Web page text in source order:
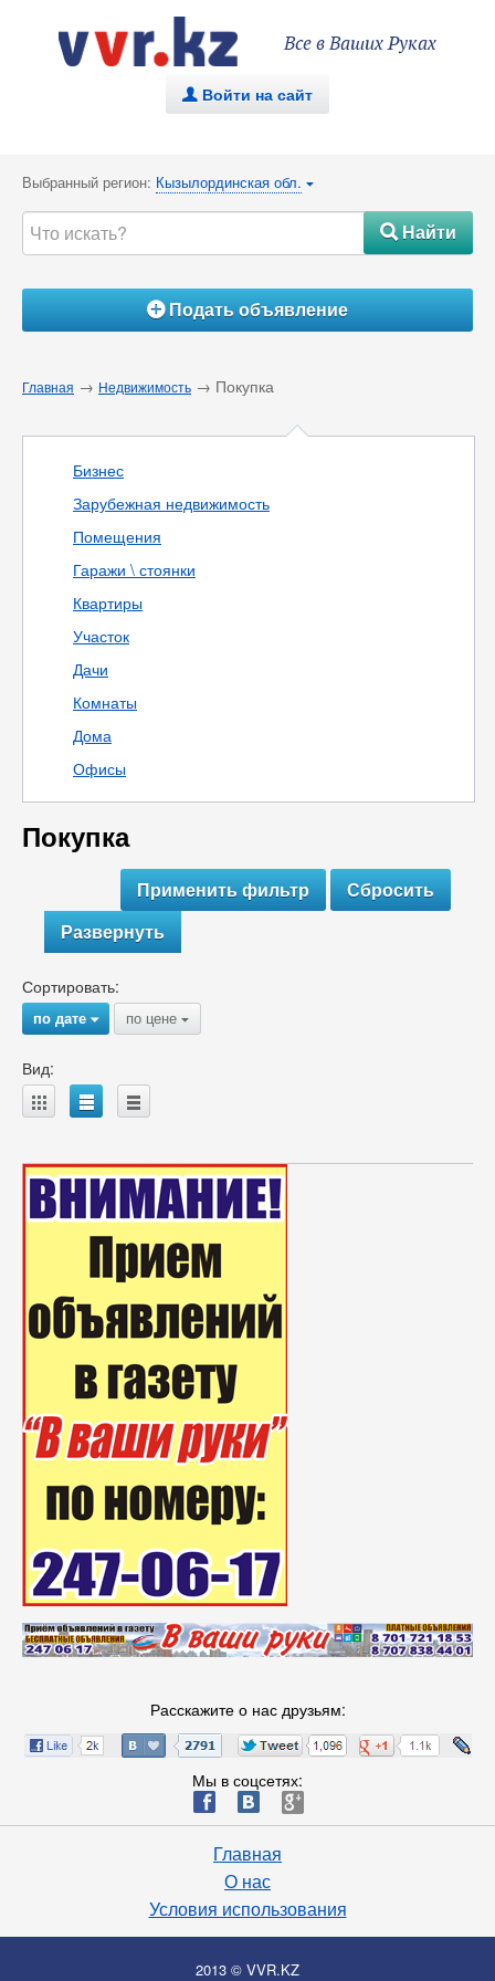
Все в Ваших Руках
. Войти на сайт
Выбранный регион: Кызылординская обл. {
#Найти
ÁПодать объявление
Главная → Недвижимость → Покупка
Бизнес
Зарубежная недвижимость
Помещения
Гаражи \ стоянки
Квартиры
Участок
Дачи
Комнаты
Дома
Офисы
Покупка
Развернуть
Сортировать:
по дате{ по цене {
Вид:
A B C
Расскажите о нас друзьям:
Мы в соцсетях:
ä æ è
Главная
О нас
Условия использования
2013 © VVR.KZ